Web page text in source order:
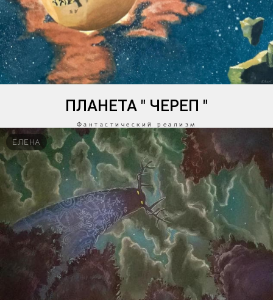
ПЛАНЕТА " ЧЕРЕП "
Фантастический реализм
ЕЛЕНА